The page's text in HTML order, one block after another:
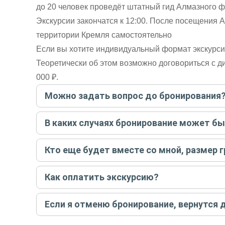
до 20 человек проведёт штатный гид Алмазного
Экскурсии закончатся к 12:00. После
территории Кремля самостоятельно
Если вы хотите индивидуальный формат
Теоретически об этом возможно договориться с
000 ₽.
Можно задать вопрос до бронирования?
Достаточно перейти по ссылке «Задать вопрос» и
бронируйте экскурсию.Задать вопрос.
В каких случаях бронирование может
Только в случае неблагоприятных погодных
вас об отмене, а мы вернем предоплату на карту. Во
Кто еще будет вместе со мной, размер
Если экскурсия индивидуальная, гид проведет
условий конкретной экскурсии.
Как оплатить экскурсию?
Создайте заказ на удобную дату и время, и
контакты организатора и точное место встречи.
Если я отменю бронирование, вернутся